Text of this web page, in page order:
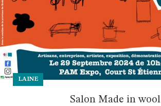
LAINE
Salon Made in wool